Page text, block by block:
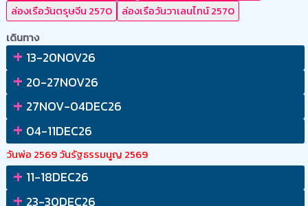
ล่องเรือวันตรุษจีน 2570
ล่องเรือวันวาเลนไทน์ 2570
เดินทาง
+ 13-20NOV26
+ 20-27NOV26
+ 27NOV-04DEC26
+ 04-11DEC26
วันพ่อ 2569วันรัฐธรรมนูญ 2569
+ 11-18DEC26
23-30DEC26